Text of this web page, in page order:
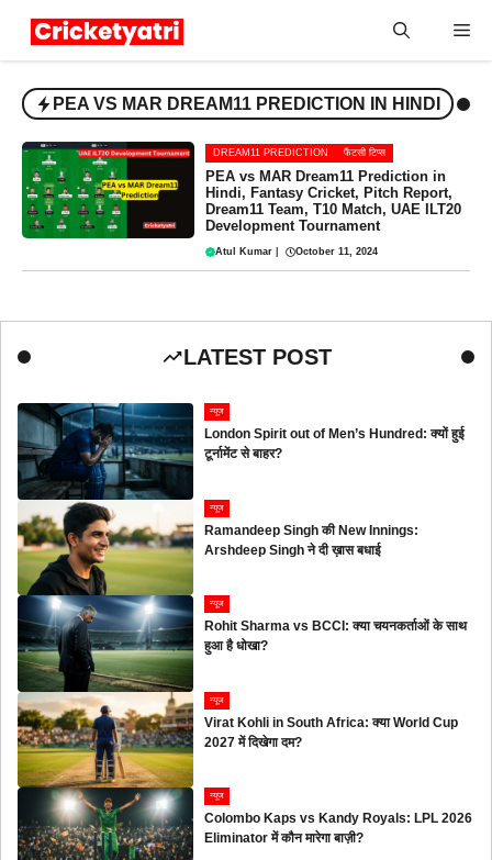
PEA VS MAR DREAM11 PREDICTION IN HINDI
DREAM11 PREDICTION फैंटसी टिप्स
PEA vs MAR Dream11 Prediction in
Hindi, Fantasy Cricket, Pitch Report,
Dream11 Team, T10 Match, UAE ILT20
Development Tournament
Atul Kumar October 11, 2024
LATEST POST
न्यूज
London Spirit out of Men’s Hundred: क्यों हुई
टूर्नामेंट से बाहर?
न्यूज
Ramandeep Singh की New Innings:
Arshdeep Singh ने दी ख़ास बधाई
न्यूज
Rohit Sharma vs BCCI: क्या चयनकर्ताओं के साथ
हुआ है धोखा?
न्यूज
Virat Kohli in South Africa: क्या World Cup
2027 में दिखेगा दम?
न्यूज
Colombo Kaps vs Kandy Royals: LPL 2026
Eliminator में कौन मारेगा बाज़ी?